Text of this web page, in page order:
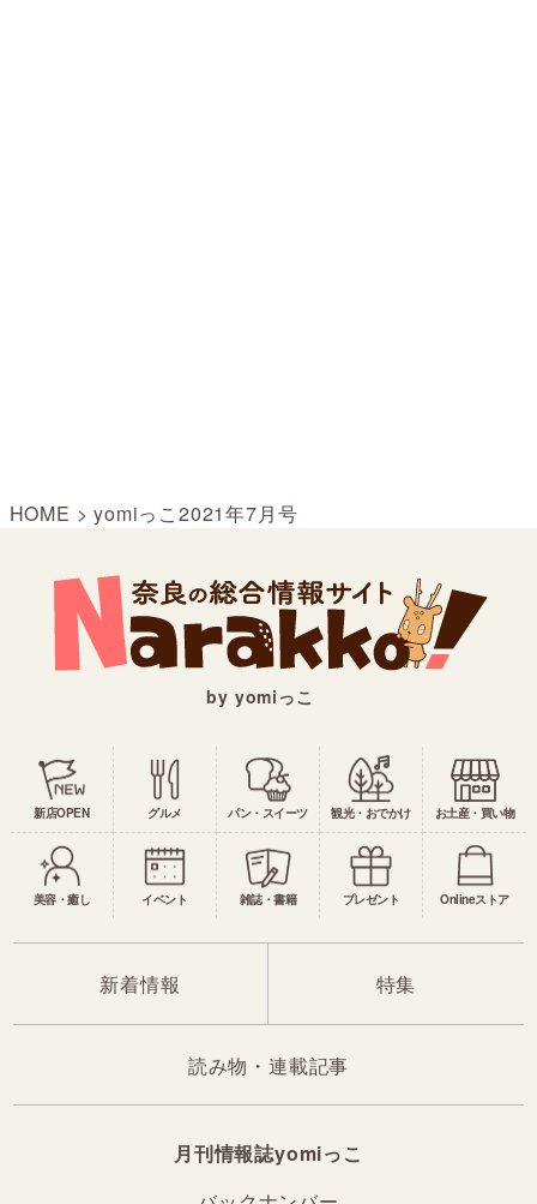
HOME >yomiっこ2021年7月号
by yomiっこ
新店OPEN グルメ パン・スイーツ 観光・おでかけ お土産・買い物
美容・癒し イベント 雑誌・書籍 プレゼント Onlineストア
新着情報 特集
読み物・連載記事
月刊情報誌yomiっこ